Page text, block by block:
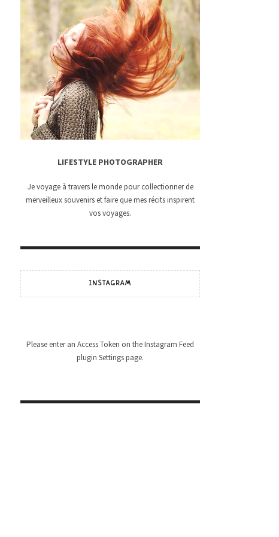
LIFESTYLE PHOTOGRAPHER
Je voyage à travers le monde pour collectionner de
merveilleux souvenirs et faire que mes récits inspirent
vos voyages.
INSTAGRAM
Please enter an Access Token on the Instagram Feed
plugin Settings page.